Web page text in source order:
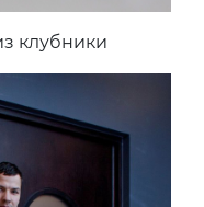
клубники